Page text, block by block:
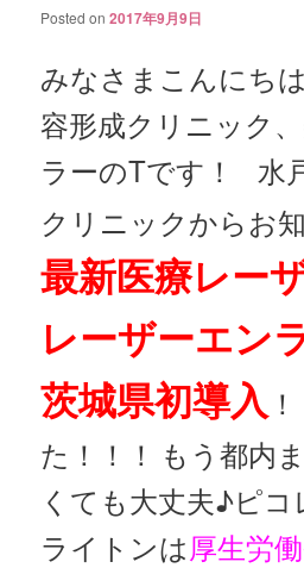
Posted on2017年9月9日
みなさまこんにち
容形成クリニック
ラーのTです！
水
クリニックからお
最新医療レー
レーザーエン
茨城県初導入
た！！！ もう都内
くても大丈夫♪ピ
ライトンは厚生労